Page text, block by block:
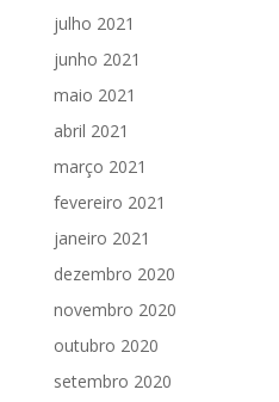
julho 2021
junho 2021
maio 2021
abril 2021
março 2021
fevereiro 2021
janeiro 2021
dezembro 2020
novembro 2020
outubro 2020
setembro 2020